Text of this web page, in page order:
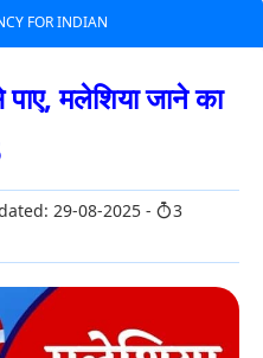
FOR INDIAN
मलेशिया जाने का
29-08-2025
3